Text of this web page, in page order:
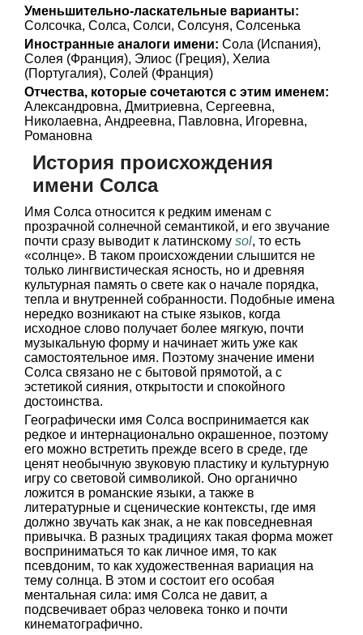
Уменьшительно-ласкательные варианты:
Солсочка, Солса, Солси, Солсуня, Солсенька
Иностранные аналоги имени: Сола (Испания),
Солея (Франция), Элиос (Греция), Хелиа
(Португалия), Солей (Франция)
Отчества, которые сочетаются с этим именем:
Александровна, Дмитриевна, Сергеевна,
Николаевна, Андреевна, Павловна, Игоревна,
Романовна
История происхождения
имени Солса
Имя Солса относится к редким именам с
прозрачной солнечной семантикой, и его звучание
почти сразу выводит к латинскому sol, то есть
«солнце». В таком происхождении слышится не
только лингвистическая ясность, но и древняя
культурная память о свете как о начале порядка,
тепла и внутренней собранности. Подобные имена
нередко возникают на стыке языков, когда
исходное слово получает более мягкую, почти
музыкальную форму и начинает жить уже как
самостоятельное имя. Поэтому значение имени
Солса связано не с бытовой прямотой, а с
эстетикой сияния, открытости и спокойного
достоинства.
Географически имя Солса воспринимается как
редкое и интернационально окрашенное, поэтому
его можно встретить прежде всего в среде, где
ценят необычную звуковую пластику и культурную
игру со световой символикой. Оно органично
ложится в романские языки, а также в
литературные и сценические контексты, где имя
должно звучать как знак, а не как повседневная
привычка. В разных традициях такая форма может
восприниматься то как личное имя, то как
псевдоним, то как художественная вариация на
тему солнца. В этом и состоит его особая
ментальная сила: имя Солса не давит, а
подсвечивает образ человека тонко и почти
кинематографично.